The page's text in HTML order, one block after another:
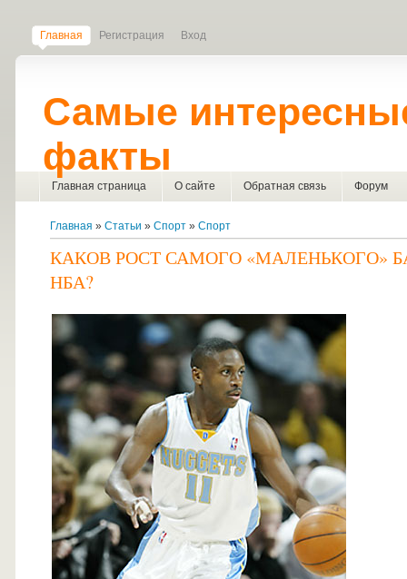
Главная Регистрация Вход
Самые
факты
Главная страница О сайте Обратная связь Форум
Главная » Статьи » Спорт » Спорт
КАКОВ РОСТ САМОГО «МАЛЕНЬКОГО»
НБА?